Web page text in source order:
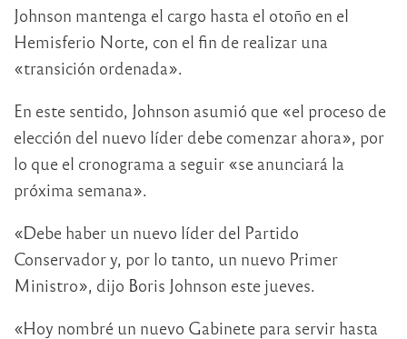
Johnson mantenga el cargo hasta el otoño en el
Hemisferio Norte, con el fin de realizar una
«transición ordenada».
En este sentido, Johnson asumió que «el proceso de
elección del nuevo líder debe comenzar ahora», por
lo que el cronograma a seguir «se anunciará la
próxima semana».
«Debe haber un nuevo líder del Partido
Conservador y, por lo tanto, un nuevo Primer
Ministro», dijo Boris Johnson este jueves.
«Hoy nombré un nuevo Gabinete para servir hasta